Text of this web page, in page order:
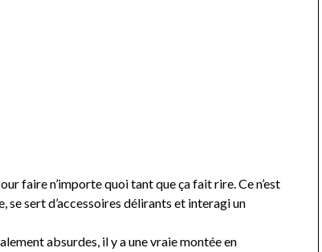
faire n’importe quoi tant que ça fait rire. Ce n’est
se sert d’accessoires délirants et interagi un
absurdes, il y a une vraie montée en